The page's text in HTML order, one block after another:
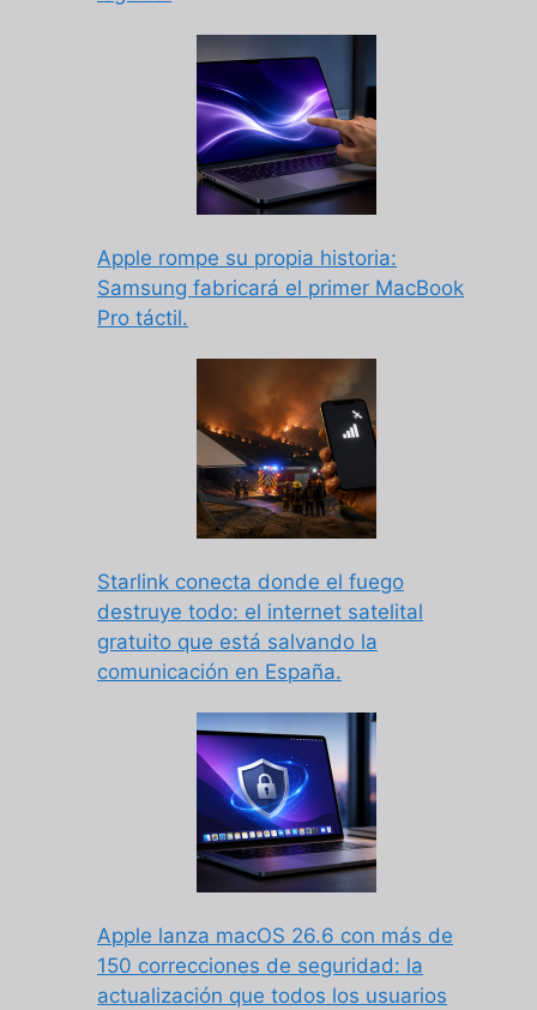
Apple rompe su propia historia:
Samsung fabricará el primer MacBook
Pro táctil.
Starlink conecta donde el fuego
destruye todo: el internet satelital
gratuito que está salvando la
comunicación en España.
Apple lanza macOS 26.6 con más de
150 correcciones de seguridad: la
actualización que todos los usuarios